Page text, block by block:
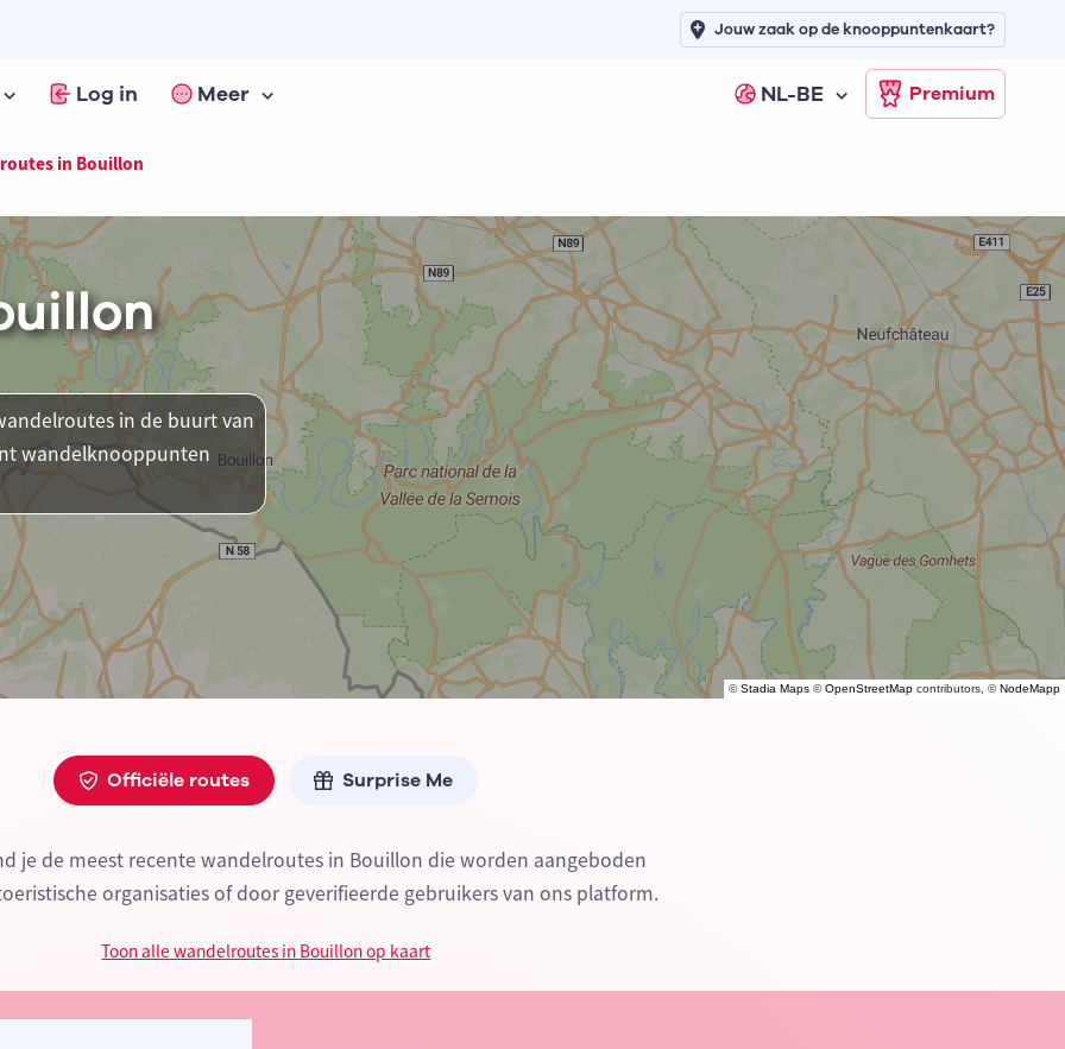
Log in Meer NL-BE Premium
Jouw zaak op de knooppuntenkaart?
in Bouillon
©Stadia Maps ©OpenStreetMap contributors, ©NodeMapp
in de buurt van
wandelknooppunten
Officiële routes Surprise Me
je de meest recente wandelroutes in Bouillon die worden aangeboden
organisaties of door geverifieerde gebruikers van ons platform.
Toon alle wandelroutes in Bouillon op kaart